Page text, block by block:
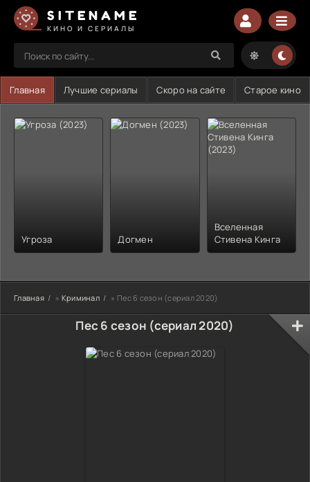
SITENAME
КИНО И СЕРИАЛЫ
Главная Лучшие сериалы Скоро на сайте Старое кино
Угроза Догмен
Вселенная
Стивена Кинга
Главная » Криминал » Пес 6 сезон (сериал 2020)
Пес 6 сезон (сериал 2020)